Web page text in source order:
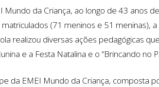
Mundo da Criança, ao longo de 43 anos
matriculados (71 meninos e 51 meninas),
realizou diversas ações pedagógicas
e a Festa Natalina e o “Brincando
da EMEI Mundo da Criança, composta